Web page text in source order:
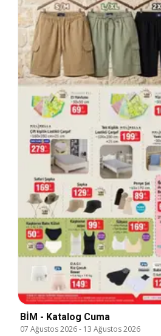
BİM - Katalog Cuma
07 Ağustos 2026- 13 Ağustos 2026